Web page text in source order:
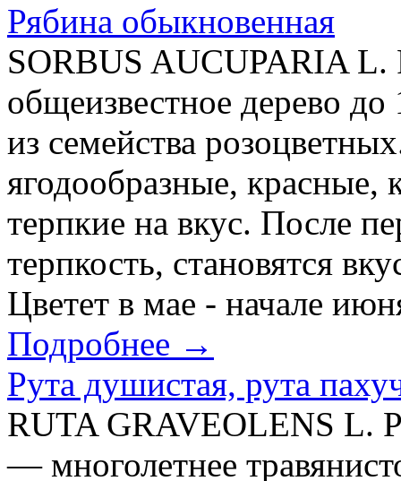
Рябина обыкновенная
SORBUS AUCUPARIA
общеизвестное дерево
из семейства
ягодообразные, красные,
терпкие на вкус. После
терпкость, становятся
Цветет в мае - начале
Подробнее →
Рута душистая, рута
RUTA GRAVEOLENS L.
— многолетнее